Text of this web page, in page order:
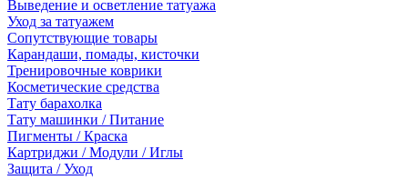
Выведение и осветление татуажа
Уход за татуажем
Сопутствующие товары
Карандаши, помады, кисточки
Тренировочные коврики
Косметические средства
Тату барахолка
Тату машинки / Питание
Пигменты / Краска
Картриджи / Модули / Иглы
Защита / Уход